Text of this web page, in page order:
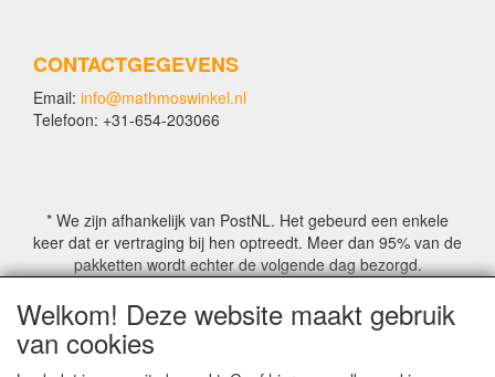
CONTACTGEGEVENS
Email: info@mathmoswinkel.nl
Telefoon: +31-654-203066
* We zijn afhankelijk van PostNL. Het gebeurd een enkele
keer dat er vertraging bij hen optreedt. Meer dan 95% van de
pakketten wordt echter de volgende dag bezorgd.
© COPYRIGHT by Mathmoswinkel.nl
Site Name, Ownership and Design Copyright by
Welkom! Deze website maakt gebruik
van cookies